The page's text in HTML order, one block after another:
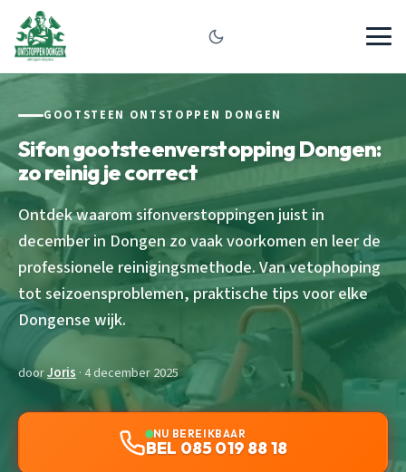
GOOTSTEEN ONTSTOPPEN DONGEN
Sifon gootsteenverstopping Dongen:
zo reinig je correct
Ontdek waarom sifonverstoppingen juist in
december in Dongen zo vaak voorkomen en leer de
professionele reinigingsmethode. Van vetophoping
tot seizoensproblemen, praktische tips voor elke
Dongense wijk.
doorJoris · 4 december 2025
NU BEREIKBAAR
BEL 085 019 88 18